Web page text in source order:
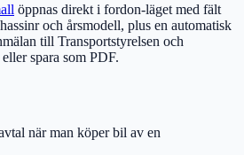
öppnas direkt i fordon-läget med fält
och årsmodell, plus en automatisk
till Transportstyrelsen och
spara som PDF.
när man köper bil av en